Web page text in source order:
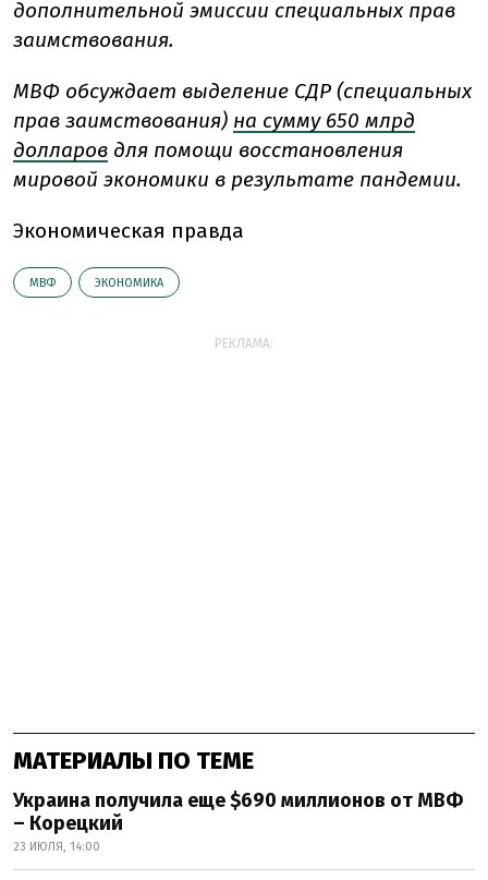
дополнительной эмиссии специальных прав
заимствования.
МВФ обсуждает выделение СДР (специальных
прав заимствования) на сумму 650 млрд
долларов для помощи восстановления
мировой экономики в результате пандемии.
Экономическая правда
МВФ ЭКОНОМИКА
РЕКЛАМА:
МАТЕРИАЛЫ ПО ТЕМЕ
Украина получила еще $690 миллионов от МВФ
– Корецкий
23 ИЮЛЯ, 14:00